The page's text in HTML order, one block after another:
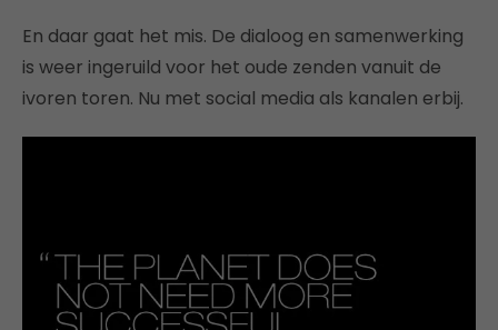
En daar gaat het mis. De dialoog en samenwerking
is weer ingeruild voor het oude zenden vanuit de
ivoren toren. Nu met social media als kanalen erbij.